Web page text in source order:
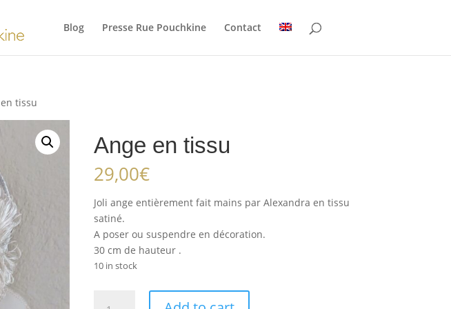
Blog Presse Rue Pouchkine Contact
tissu
Ange en tissu
29,00€
Joli ange entièrement fait mains par Alexandra en tissu
satiné.
A poser ou suspendre en décoration.
30 cm de hauteur .
10 in stock